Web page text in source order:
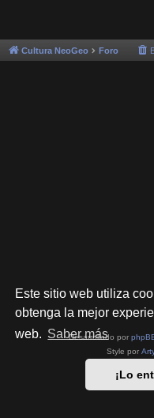
Este sitio web utiliza
obtenga la mejor
web. Saber más
¡Lo
Cultura NeoGeo Foro
Desarrollado por
Style por